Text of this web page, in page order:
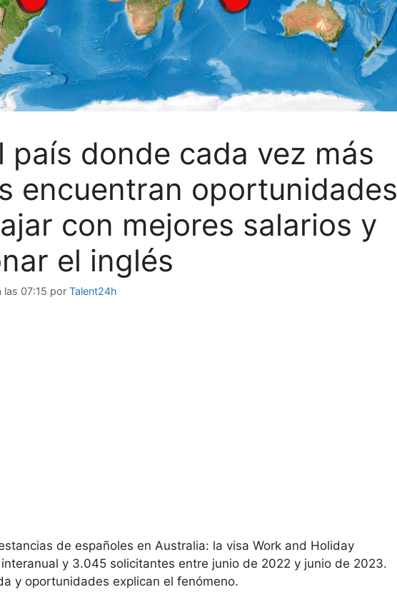
país donde cada vez más
encuentran oportunidades
con mejores salarios y
el inglés
las 07:15 por Talent24h
de españoles en Australia: la visa Work and Holiday
interanual y 3.045 solicitantes entre junio de 2022 y junio de 2023.
y oportunidades explican el fenómeno.